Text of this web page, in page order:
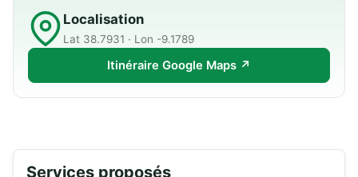
Localisation
Lat 38.7931 · Lon -9.1789
Itinéraire Google Maps ↗
Services proposés